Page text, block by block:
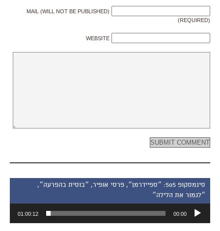
MAIL (WILL NOT BE PUBLISHED)
(REQUIRED)
WEBSITE
סינמסקופ 505: ״ספיידרמן״, פרסי אופיר, ״בוסית בהפרעה״,
״לגמור את הלילה״
אודיו
00:00
01:00:12